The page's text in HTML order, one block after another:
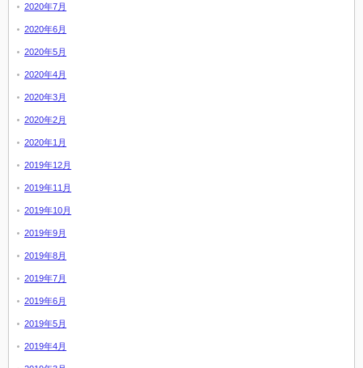
2020年7月
2020年6月
2020年5月
2020年4月
2020年3月
2020年2月
2020年1月
2019年12月
2019年11月
2019年10月
2019年9月
2019年8月
2019年7月
2019年6月
2019年5月
2019年4月